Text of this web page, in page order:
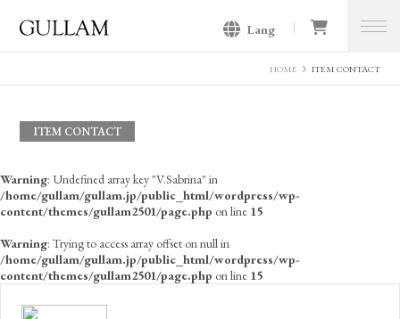
Lang
HOME ITEM CONTACT
ITEM CONTACT
Warning: Undefined array key "V.Sabrina" in
/home/gullam/gullam.jp/public_html/wordpress/wp-
content/themes/gullam2501/page.php on line 15
Warning: Trying to access array offset on null in
/home/gullam/gullam.jp/public_html/wordpress/wp-
content/themes/gullam2501/page.php on line 15